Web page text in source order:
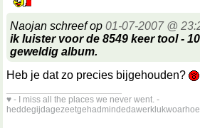
Naojan schreef op 01-07-2007 @
ik luister voor de 8549 keer tool -
geweldig album.
Heb je dat zo precies bijgehouden?
♥ - I miss all the places we never went. -